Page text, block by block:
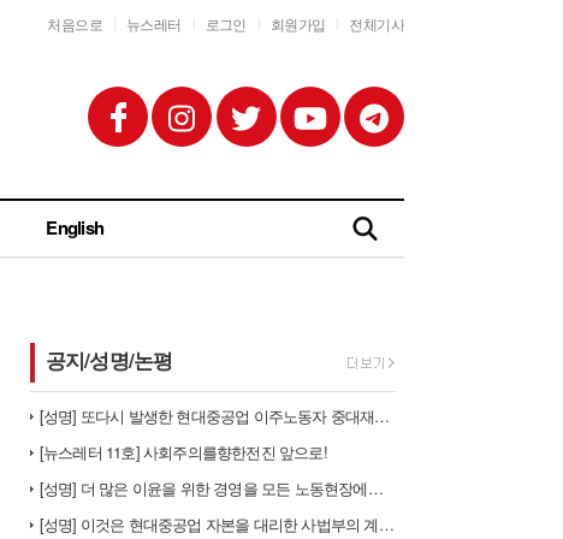
처음으로 뉴스레터 로그인 회원가입 전체기사
English
공지/성명/논평
[성명] 또다시 발생한 현대중공업 이주노동자 중대재해 - 현대중공업과 한…
[뉴스레터 11호] 사회주의를향한전진 앞으로!
[성명] 더 많은 이윤을 위한 경영을 모든 노동현장에서 철폐하라
[성명] 이것은 현대중공업 자본을 대리한 사법부의 계급투쟁이다